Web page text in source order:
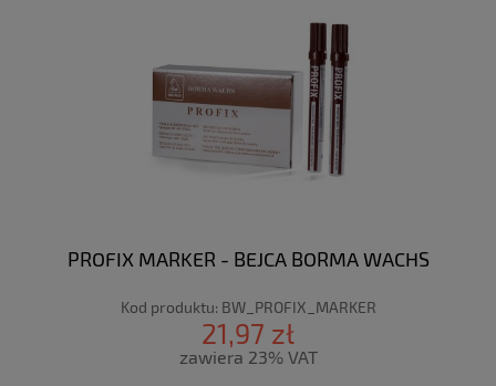
PROFIX MARKER - BEJCA BORMA WACHS
Kod produktu: BW_PROFIX_MARKER
21,97 zł
zawiera 23% VAT